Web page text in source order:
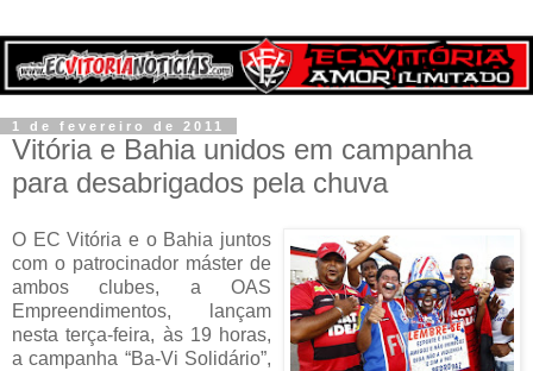
1 de fevereiro de 2011
Vitória e Bahia unidos em campanha
para desabrigados pela chuva
O EC Vitória e o Bahia juntos
com o patrocinador máster de
ambos clubes, a OAS
Empreendimentos, lançam
nesta terça-feira, às 19 horas,
a campanha “Ba-Vi Solidário”,